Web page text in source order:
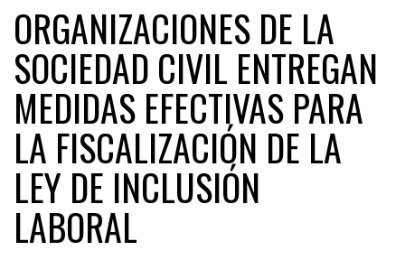
ORGANIZACIONES DE LA
SOCIEDAD CIVIL ENTREGAN
MEDIDAS EFECTIVAS PARA
LA FISCALIZACIÓN DE LA
LEY DE INCLUSIÓN
LABORAL